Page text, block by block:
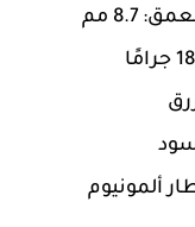
8.7 مم
ألمونيوم